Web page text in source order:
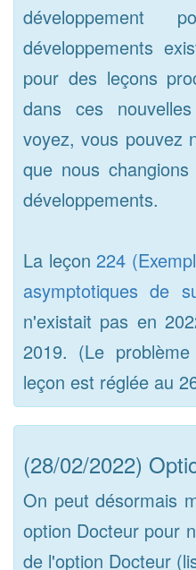
développement
développements
pour des leçons
dans ces
voyez, vous pouvez
que nous
développements.
La leçon224
asymptotiques de
n'existait pas en
2019. (Le
leçon est réglée au
(28/02/2022)
On peut désormais
option Docteur pour
de l'option Docteur